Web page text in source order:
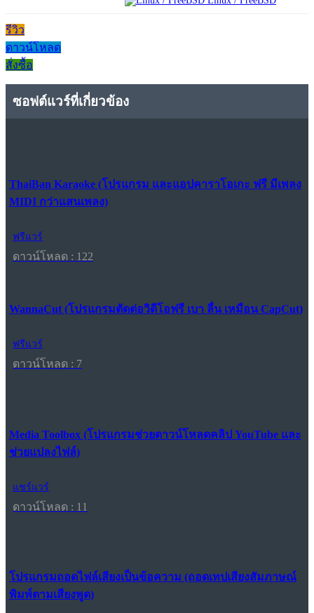
รีวิว
ดาวน์โหลด
สั่งซื้อ
ซอฟต์แวร์ที่เกี่ยวข้อง
ThaiBan Karaoke (โปรแกรม และแอปคาราโอเกะ ฟรี มีเพลง
MIDI กว่าแสนเพลง)
ฟรีแวร์
ดาวน์โหลด : 122
WannaCut (โปรแกรมตัดต่อวิดีโอฟรี เบา ลื่น เหมือน CapCut)
ฟรีแวร์
ดาวน์โหลด : 7
Media Toolbox (โปรแกรมช่วยดาวน์โหลดคลิป YouTube และ
ช่วยแปลงไฟล์)
แชร์แวร์
ดาวน์โหลด : 11
โปรแกรมถอดไฟล์เสียงเป็นข้อความ (ถอดเทปเสียงสัมภาษณ์
พิมพ์ตามเสียงพูด)